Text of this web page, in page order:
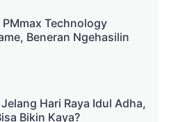
Technology
Beneran Ngehasilin
Hari Raya Idul Adha,
Bikin Kaya?